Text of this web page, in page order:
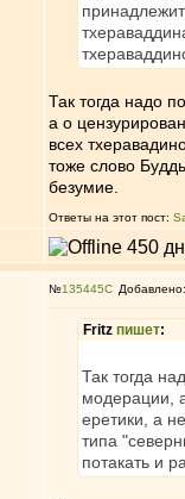
Так тогда надо
а о
всех
тоже слово
безумие.
Ответы на этот пост:
№135445
Fritz пишет:
Так тогда
модерации,
еретики, а
типа
потакать и